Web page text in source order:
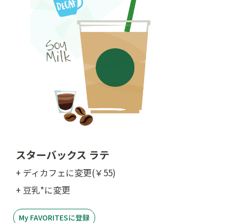
スターバックス ラテ
+ ディカフェに変更(￥55)
+ 豆乳*に変更
My FAVORITESに登録